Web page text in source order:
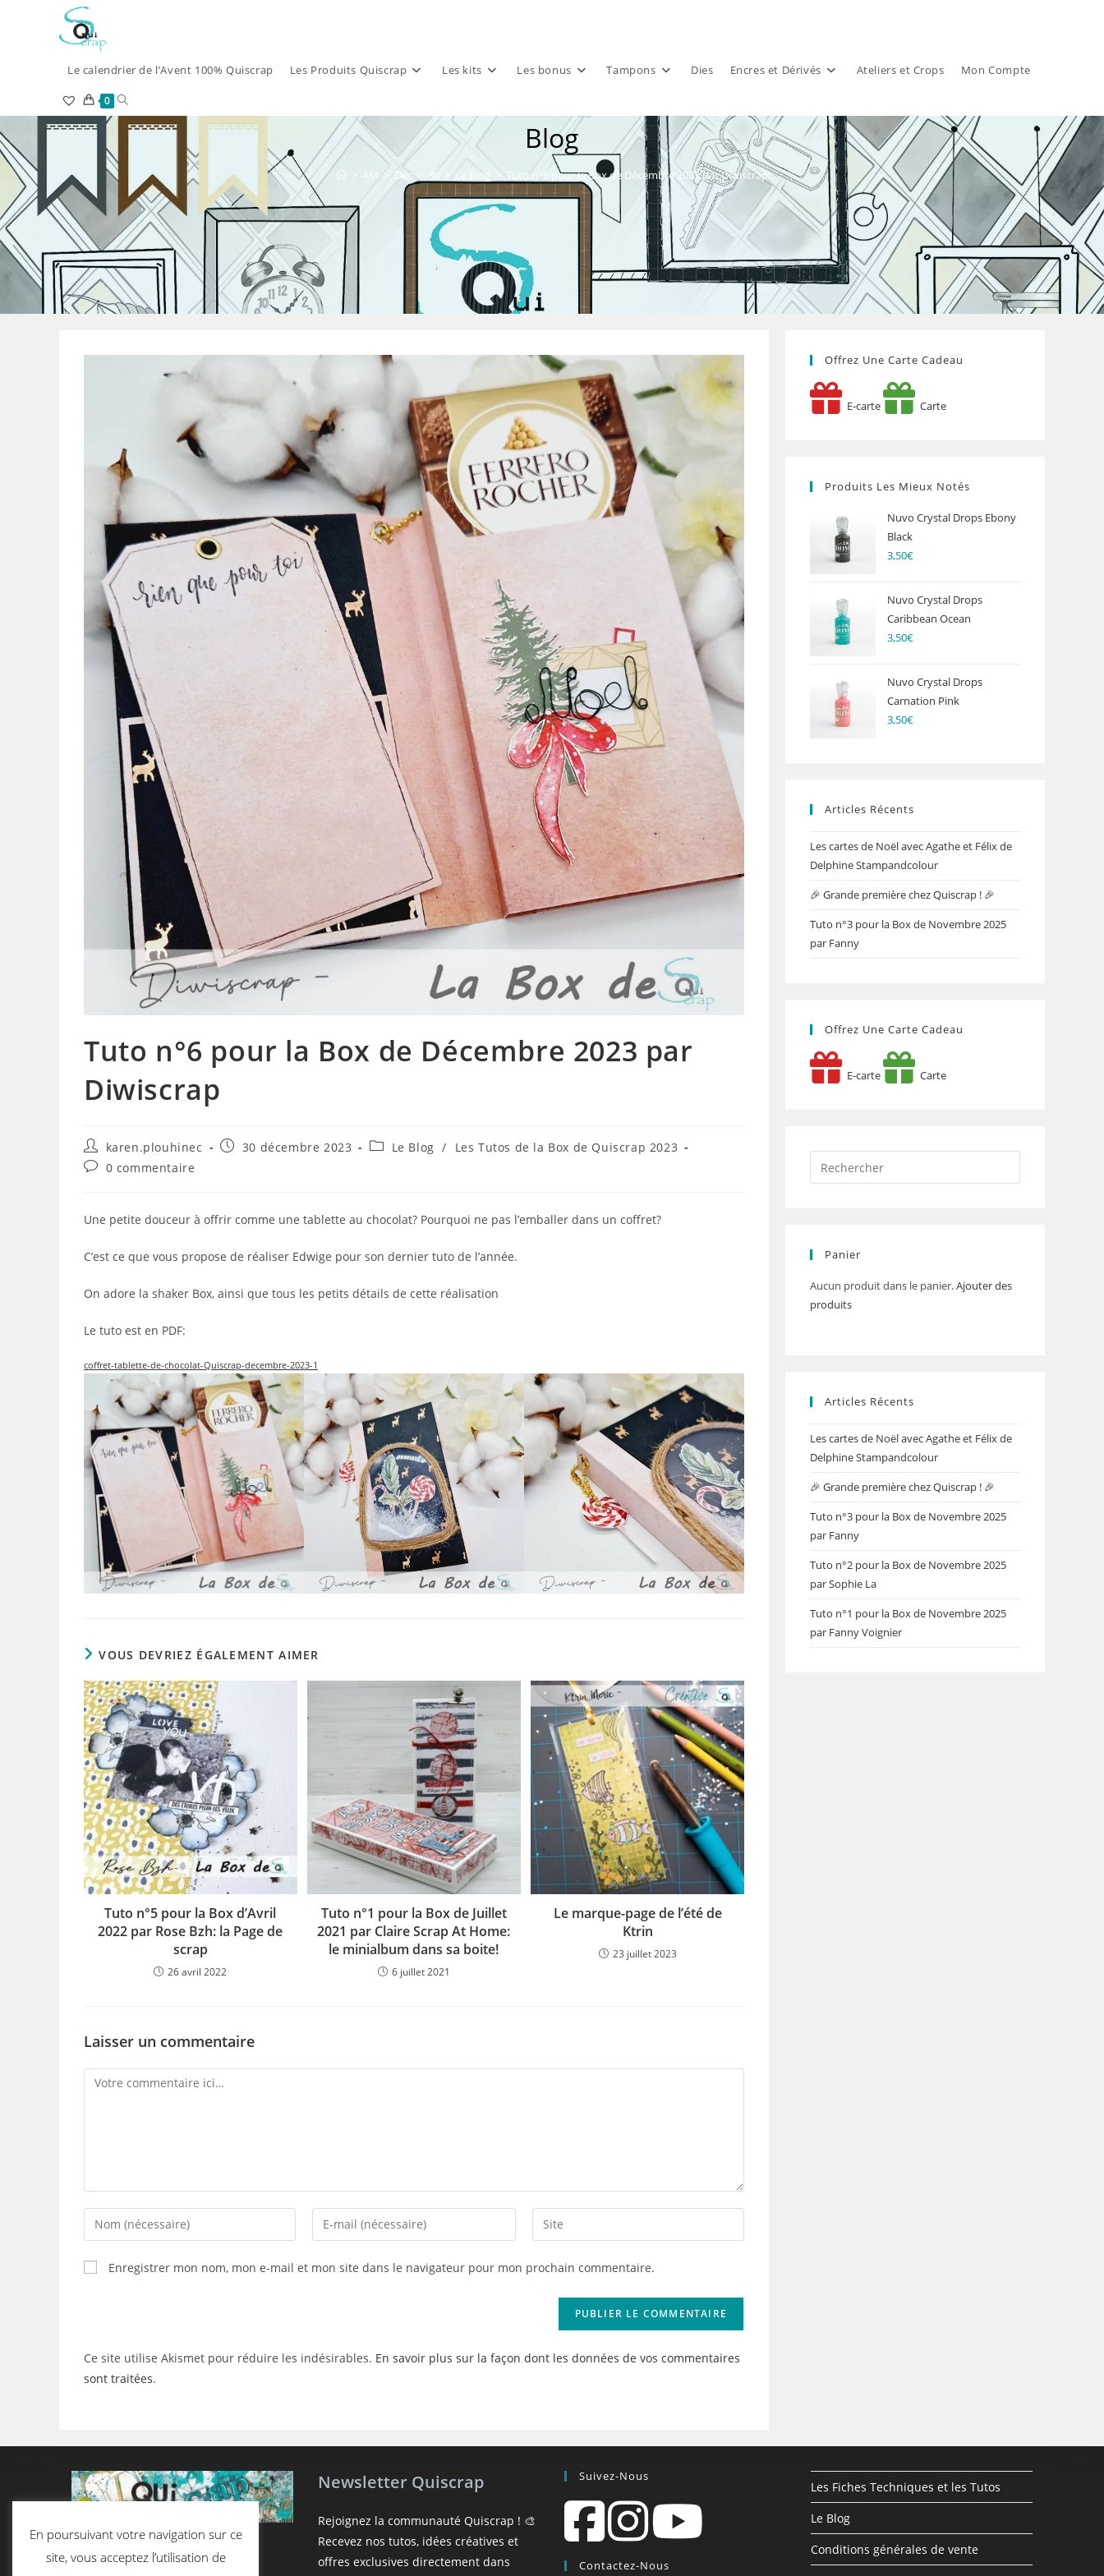
Le calendrier de l’Avent 100% Quiscrap Les Produits Quiscrap Les kits Les bonus Tampons Dies Encres et Dérivés Ateliers et Crops Mon Compte
0 Toggle
website
search
Blog
> AM > Déc 30 > Le Blog > Tuto n°6 pour la Box de Décembre 2023 par Diwiscrap
Tuto n°6 pour la Box de Décembre 2023 par
Diwiscrap
Auteur/autrice
de
la
karen.plouhinec
Publication
30 décembre 2023
PostLe Blog /
Les Tutos de la Box de Quiscrap 2023
Commentaires
publication :
0 commentaire
Une petite douceur à offrir comme une tablette au chocolat? Pourquoi ne pas l’emballer dans un coffret?
C’est ce que vous propose de réaliser Edwige pour son dernier tuto de l’année.
On adore la shaker Box, ainsi que tous les petits détails de cette réalisation
Le tuto est en PDF:
coffret-tablette-de-chocolat-Quiscrap-decembre-2023-1
VOUS DEVRIEZ ÉGALEMENT AIMER
Tuto n°5 pour la Box d’Avril
2022 par Rose Bzh: la Page de
scrap
26 avril 2022
Tuto n°1 pour la Box de Juillet
2021 par Claire Scrap At Home:
le minialbum dans sa boite!
6 juillet 2021
Le marque-page de l’été de
Ktrin
23 juillet 2023
Laisser un commentaire
Comment
Enter
your
name
or
Enter
your
Saisir
l’URL
(facultatif)
Enregistrer mon nom, mon e-mail et mon site dans le navigateur pour mon prochain commentaire.
Ce site utilise Akismet pour réduire les indésirables. En savoir plus sur la façon dont les données de vos commentaires
sont traitées.
Offrez Une Carte Cadeau
E-carte Carte
Produits Les Mieux Notés
Nuvo Crystal Drops Ebony
Black
3,50€
Nuvo Crystal Drops
Caribbean Ocean
3,50€
Nuvo Crystal Drops
Carnation Pink
3,50€
Articles Récents
Les cartes de Noël avec Agathe et Félix de
Delphine Stampandcolour
🎉 Grande première chez Quiscrap ! 🎉
Tuto n°3 pour la Box de Novembre 2025
par Fanny
Offrez Une Carte Cadeau
E-carte Carte
Panier
Aucun produit dans le panier.Ajouter des
produits
Articles Récents
Les cartes de Noël avec Agathe et Félix de
Delphine Stampandcolour
🎉 Grande première chez Quiscrap ! 🎉
Tuto n°3 pour la Box de Novembre 2025
par Fanny
Tuto n°2 pour la Box de Novembre 2025
par Sophie La
Tuto n°1 pour la Box de Novembre 2025
par Fanny Voignier
Newsletter Quiscrap
Rejoignez la communauté Quiscrap ! 🎨
Recevez nos tutos, idées créatives et
offres exclusives directement dans
Suivez-Nous
Contactez-Nous
Les Fiches Techniques et les Tutos
Le Blog
Conditions générales de vente
En poursuivant votre navigation sur ce
site, vous acceptez l’utilisation de